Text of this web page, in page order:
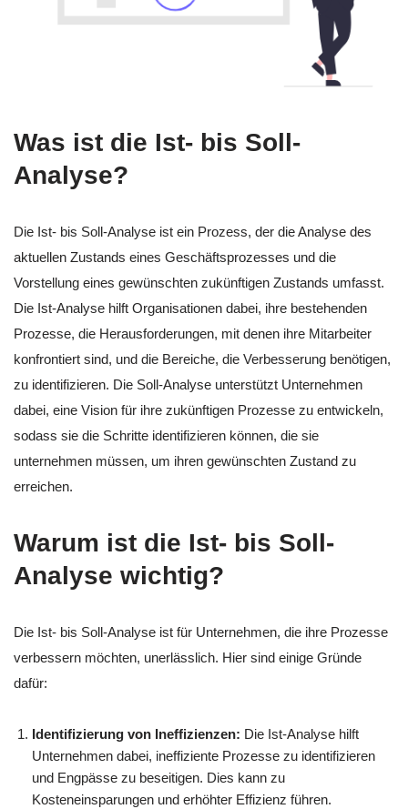
Was ist die Ist- bis Soll-
Analyse?
Die Ist- bis Soll-Analyse ist ein Prozess, der die Analyse des
aktuellen Zustands eines Geschäftsprozesses und die
Vorstellung eines gewünschten zukünftigen Zustands umfasst.
Die Ist-Analyse hilft Organisationen dabei, ihre bestehenden
Prozesse, die Herausforderungen, mit denen ihre Mitarbeiter
konfrontiert sind, und die Bereiche, die Verbesserung benötigen,
zu identifizieren. Die Soll-Analyse unterstützt Unternehmen
dabei, eine Vision für ihre zukünftigen Prozesse zu entwickeln,
sodass sie die Schritte identifizieren können, die sie
unternehmen müssen, um ihren gewünschten Zustand zu
erreichen.
Warum ist die Ist- bis Soll-
Analyse wichtig?
Die Ist- bis Soll-Analyse ist für Unternehmen, die ihre Prozesse
verbessern möchten, unerlässlich. Hier sind einige Gründe
dafür:
Identifizierung von Ineffizienzen: Die Ist-Analyse hilft
Unternehmen dabei, ineffiziente Prozesse zu identifizieren
und Engpässe zu beseitigen. Dies kann zu
Kosteneinsparungen und erhöhter Effizienz führen.